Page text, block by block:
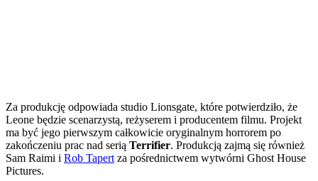
Za produkcję odpowiada studio Lionsgate, które potwierdziło, że
Leone będzie scenarzystą, reżyserem i producentem filmu. Projekt
ma być jego pierwszym całkowicie oryginalnym horrorem po
zakończeniu prac nad serią Terrifier. Produkcją zajmą się również
Sam Raimi i Rob Tapert za pośrednictwem wytwórni Ghost House
Pictures.